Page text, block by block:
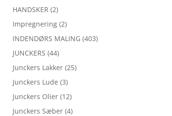
HANDSKER (2)
Impregnering (2)
INDENDØRS MALING (403)
JUNCKERS (44)
Junckers Lakker (25)
Junckers Lude (3)
Junckers Olier (12)
Junckers Sæber (4)